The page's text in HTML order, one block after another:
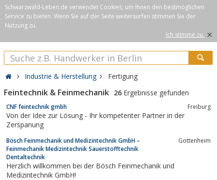
Schwarzwald-Leben.de verwendet Cookies, um Ihnen den bestmöglichen
Service zu bieten. Wenn Sie auf der Seite weitersurfen stimmen Sie der
Nutzung zu.
Ich stimme zu. ×
Industrie & Herstellung Fertigung
Feintechnik & Feinmechanik 26 Ergebnisse gefunden
CNF feintechnik gmbh Freiburg
Von der Idee zur Lösung - Ihr kompetenter Partner in der
Zerspanung
Bösch Feinmechanik und Medizintechnik GmbH –
Feinmechanik Medizintechnik Sauerstofftechnik
Dentaltechnik
Gottenheim
Herzlich willkommen bei der Bösch Feinmechanik und
Medizintechnik GmbH!